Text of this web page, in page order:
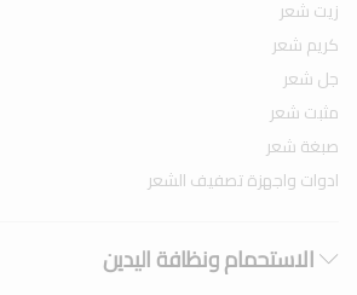
زيت شعر
كريم شعر
جل شعر
مثبت شعر
صبغة شعر
ادوات واجهزة تصفيف الشعر
الاستحمام ونظافة اليدين